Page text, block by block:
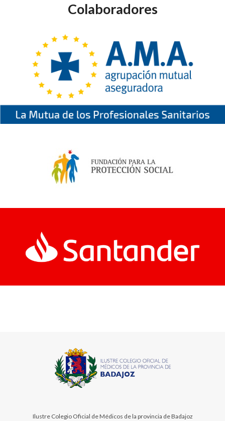
Colaboradores
Ilustre Colegio Oficial de Médicos de la provincia de Badajoz